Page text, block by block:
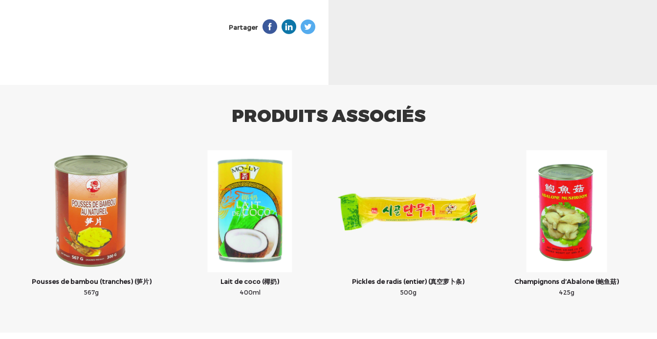
Partager
PRODUITS ASSOCIÉS
Pousses de bambou (tranches) (笋片)
567g
Lait de coco (椰奶)
400ml
Pickles de radis (entier) (真空萝卜条)
500g
Champignons d’Abalone (鲍鱼菇)
425g